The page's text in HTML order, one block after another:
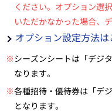
ください。オプション選
いただかなかった場合、
オプション設定方法は
※シーズンシートは「デジ
なります。
※各種招待・優待券は「デ
となります。